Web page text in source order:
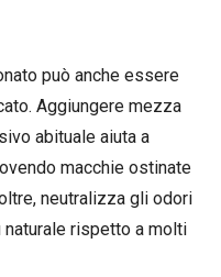
può anche essere
Aggiungere mezza
abituale aiuta a
macchie ostinate
neutralizza gli odori
naturale rispetto a molti